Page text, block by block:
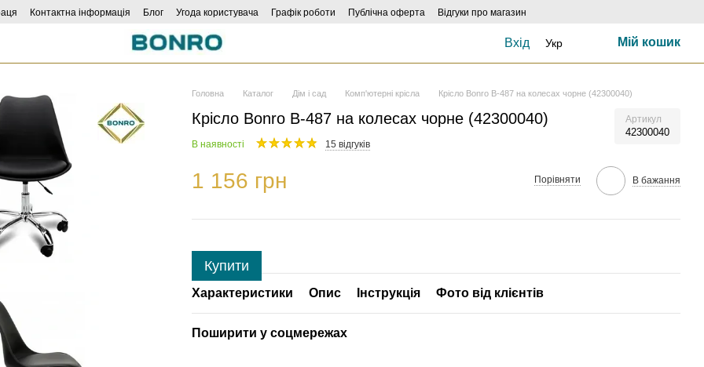
Контактна інформація Блог Угода користувача Графік роботи Публічна оферта Відгуки про магазин
Вхід Укр Мій кошик
Головна Каталог Дім і сад Комп'ютерні крісла Крісло Bonro B-487 на колесах чорне (42300040)
Крісло Bonro B-487 на колесах чорне (42300040) Артикул
42300040
В наявності 15 відгуків
1 156 грн Порівняти В бажання
Купити
Характеристики Опис Інструкція Фото від клієнтів
Поширити у соцмережах